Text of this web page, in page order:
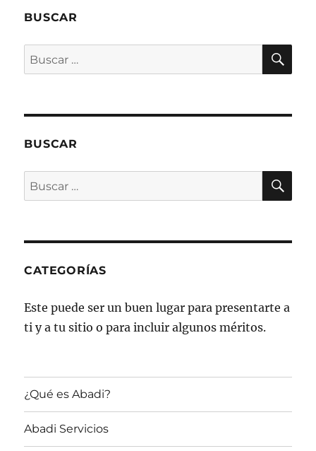
BUSCAR
Buscar
por:
BUSCAR
Buscar
por:
CATEGORÍAS
Este puede ser un buen lugar para presentarte a
ti y a tu sitio o para incluir algunos méritos.
¿Qué es Abadi?
Abadi Servicios